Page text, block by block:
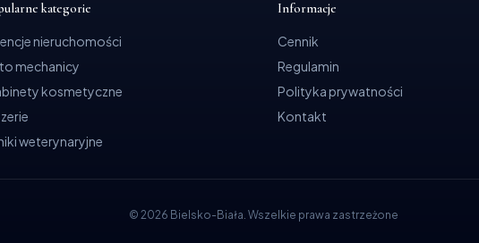
kategorie
nieruchomości
mechanicy
kosmetyczne
weterynaryjne
Informacje
Cennik
Regulamin
Polityka prywatności
Kontakt
© 2026 Bielsko-Biała. Wszelkie prawa zastrzeżone